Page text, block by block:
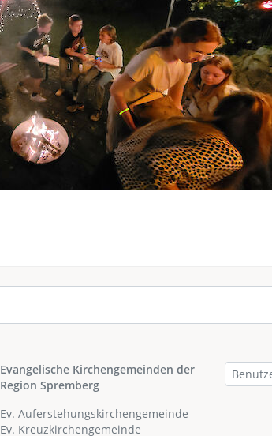
Evangelische Kirchengemeinden der
Region Spremberg
Ev. Auferstehungskirchengemeinde
Ev. Kreuzkirchengemeinde